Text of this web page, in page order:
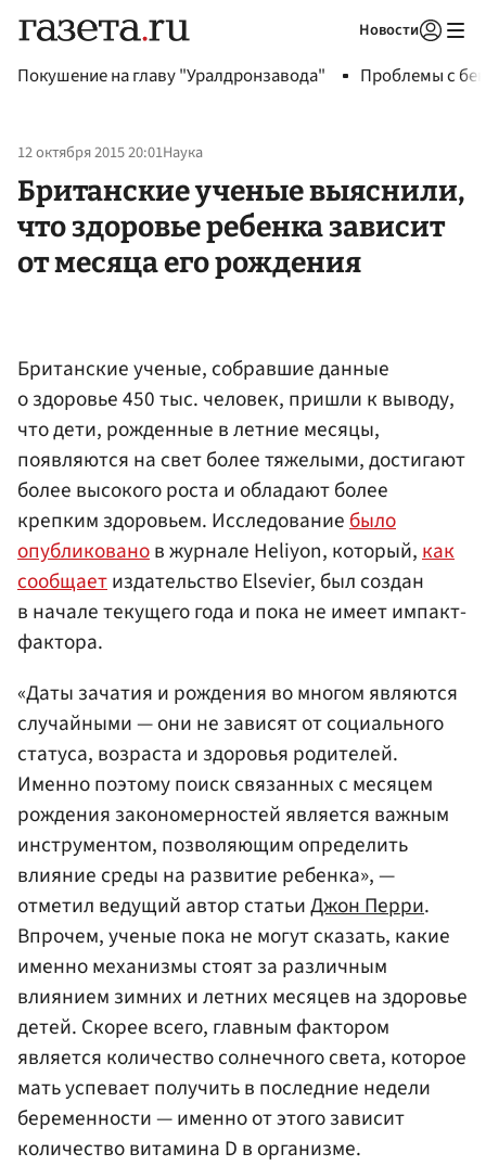
Новости
Покушение на главу "Уралдронзавода" Проблемы с
12 октября 2015 20:01Наука
Британские ученые выяснили,
что здоровье ребенка зависит
от месяца его рождения
Британские ученые, собравшие данные
о здоровье 450 тыс. человек, пришли к выводу,
что дети, рожденные в летние месяцы,
появляются на свет более тяжелыми, достигают
более высокого роста и обладают более
крепким здоровьем. Исследованиебыло
опубликованов журнале Heliyon, который,как
сообщаетиздательство Elsevier, был создан
в начале текущего года и пока не имеет импакт-
фактора.
«Даты зачатия и рождения во многом являются
случайными — они не зависят от социального
статуса, возраста и здоровья родителей.
Именно поэтому поиск связанных с месяцем
рождения закономерностей является важным
инструментом, позволяющим определить
влияние среды на развитие ребенка», —
отметил ведущий автор статьиДжон Перри.
Впрочем, ученые пока не могут сказать, какие
именно механизмы стоят за различным
влиянием зимних и летних месяцев на здоровье
детей. Скорее всего, главным фактором
является количество солнечного света, которое
мать успевает получить в последние недели
беременности — именно от этого зависит
количество витамина D в организме.